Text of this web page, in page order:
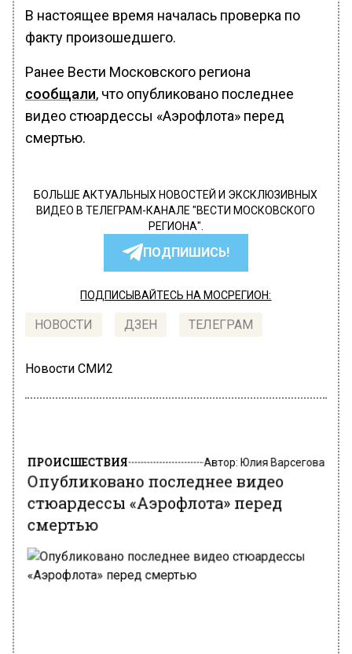
В настоящее время началась проверка по
факту произошедшего.
Ранее Вести Московского региона
сообщали, что опубликовано последнее
видео стюардессы «Аэрофлота» перед
смертью.
БОЛЬШЕ АКТУАЛЬНЫХ НОВОСТЕЙ И ЭКСКЛЮЗИВНЫХ
ВИДЕО В ТЕЛЕГРАМ-КАНАЛЕ "ВЕСТИ МОСКОВСКОГО
РЕГИОНА".
ПОДПИШИСЬ!
ПОДПИСЫВАЙТЕСЬ НА МОСРЕГИОН:
НОВОСТИ ДЗЕН ТЕЛЕГРАМ
Новости СМИ2
Опубликовано последнее видео
стюардессы «Аэрофлота» перед
смертью